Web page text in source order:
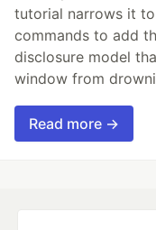
tutorial narrows it
commands to add
disclosure model
window from
Read more →